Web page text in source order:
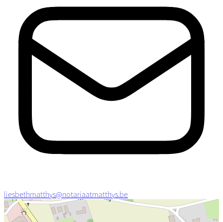
liesbethmatthys@notariaatmatthys.be